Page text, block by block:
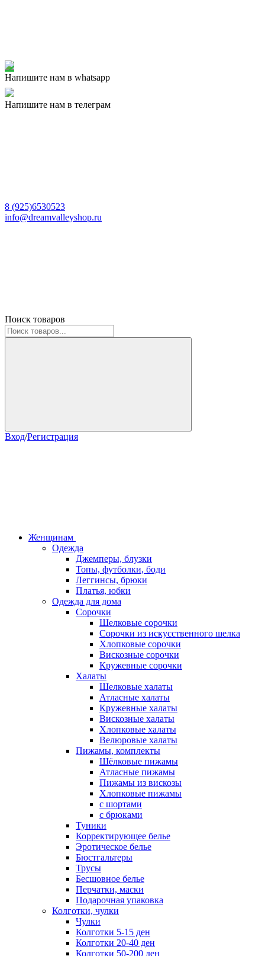
Напишите нам в whatsapp
Напишите нам в телеграм
8 (925)6530523
info@dreamvalleyshop.ru
Поиск товаров
Вход/Регистрация
Женщинам
Одежда
Джемперы, блузки
Топы, футболки, боди
Леггинсы, брюки
Платья, юбки
Одежда для дома
Сорочки
Шелковые сорочки
Сорочки из искусственного шелка
Хлопковые сорочки
Вискозные сорочки
Кружевные сорочки
Халаты
Шелковые халаты
Атласные халаты
Кружевные халаты
Вискозные халаты
Хлопковые халаты
Велюровые халаты
Пижамы, комплекты
Шёлковые пижамы
Атласные пижамы
Пижамы из вискозы
Хлопковые пижамы
с шортами
с брюками
Туники
Корректирующее белье
Эротическое белье
Бюстгальтеры
Трусы
Бесшовное белье
Перчатки, маски
Подарочная упаковка
Колготки, чулки
Чулки
Колготки 5-15 ден
Колготки 20-40 ден
Колготки 50-200 ден